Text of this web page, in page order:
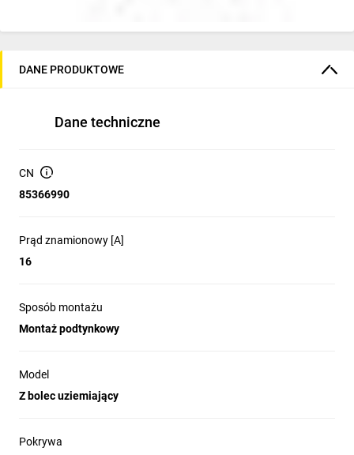
DANE PRODUKTOWE
Dane techniczne
CN
85366990
Prąd znamionowy [A]
16
Sposób montażu
Montaż podtynkowy
Model
Z bolec uziemiający
Pokrywa